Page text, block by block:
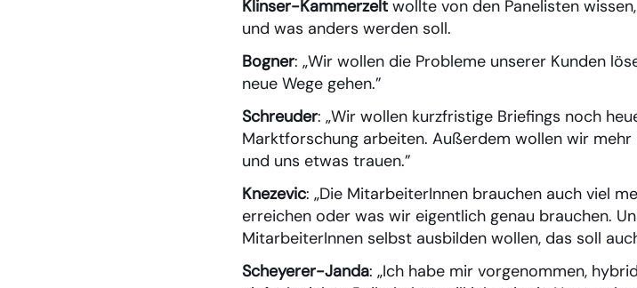
Klinser-Kammerzelt wollte von den Panelisten
und was anders werden soll.
Bogner: „Wir wollen die Probleme unserer Kunden
neue Wege gehen.”
Schreuder: „Wir wollen kurzfristige Briefings noch
Marktforschung arbeiten. Außerdem wollen wir
und uns etwas trauen.”
Knezevic: „Die MitarbeiterInnen brauchen auch viel
erreichen oder was wir eigentlich genau brauchen.
MitarbeiterInnen selbst ausbilden wollen, das soll
Scheyerer-Janda: „Ich habe mir vorgenommen,